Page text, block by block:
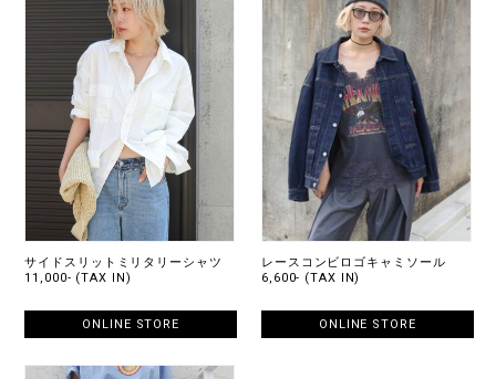
サイドスリットミリタリーシャツ
11,000- (TAX IN)
ONLINE STORE
レースコンビロゴキャミソール
6,600- (TAX IN)
ONLINE STORE